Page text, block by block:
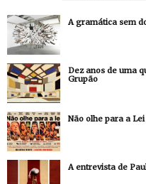
A gramática sem
Dez anos de uma
Grupão
Não olhe para a
A entrevista de